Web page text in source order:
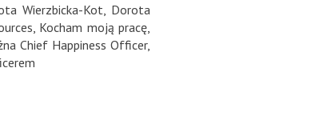
Wierzbicka-Kot
Dorota
Kocham moją pracę
Chief Happiness Officer,